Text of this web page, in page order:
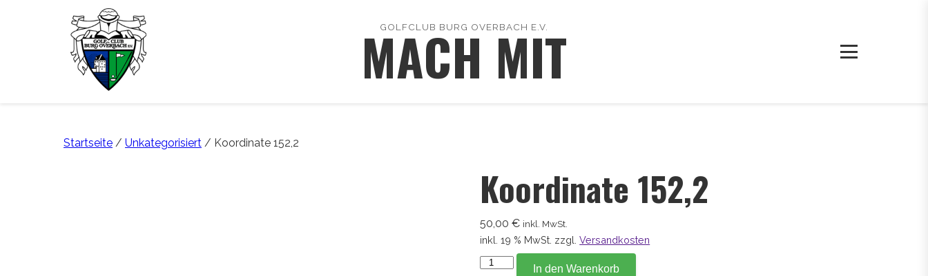
GOLFCLUB BURG OVERBACH E.V.
MACH MIT
Startseite / Unkategorisiert / Koordinate 152,2
Koordinate 152,2
50,00€ inkl. MwSt.
inkl. 19 % MwSt. zzgl.Versandkosten
Koordinate
In den Warenkorb